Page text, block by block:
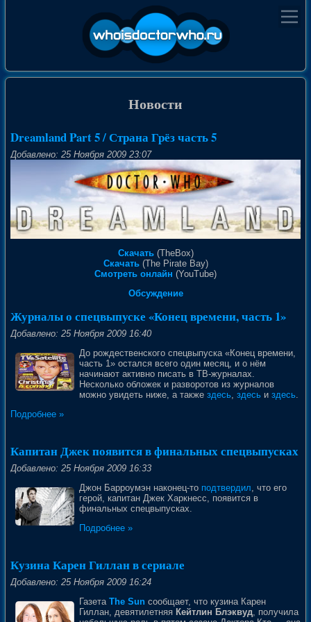
Новости
Dreamland Part 5 / Страна Грёз часть 5
Добавлено: 25 Ноября 2009 23:07
Скачать (TheBox)
Скачать (The Pirate Bay)
Смотреть онлайн (YouTube)
Обсуждение
Журналы о спецвыпуске «Конец времени, часть 1»
Добавлено: 25 Ноября 2009 16:40
До рождественского спецвыпуска «Конец времени,
часть 1» остался всего один месяц, и о нём
начинают активно писать в ТВ-журналах.
Несколько обложек и разворотов из журналов
можно увидеть ниже, а также здесь, здесь и здесь.
Подробнее »
Капитан Джек появится в финальных спецвыпусках
Добавлено: 25 Ноября 2009 16:33
Джон Барроумэн наконец-то подтвердил, что его
герой, капитан Джек Харкнесс, появится в
финальных спецвыпусках.
Подробнее »
Кузина Карен Гиллан в сериале
Добавлено: 25 Ноября 2009 16:24
Газета The Sun сообщает, что кузина Карен
Гиллан, девятилетняя Кейтлин Блэквуд, получила